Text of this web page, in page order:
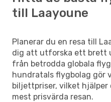
till Laayoune
Planerar du en resa till
dig att utforska ett brett
från betrodda globala
hundratals flygbolag gör
biljettpriser, vilket
mest prisvärda resan.